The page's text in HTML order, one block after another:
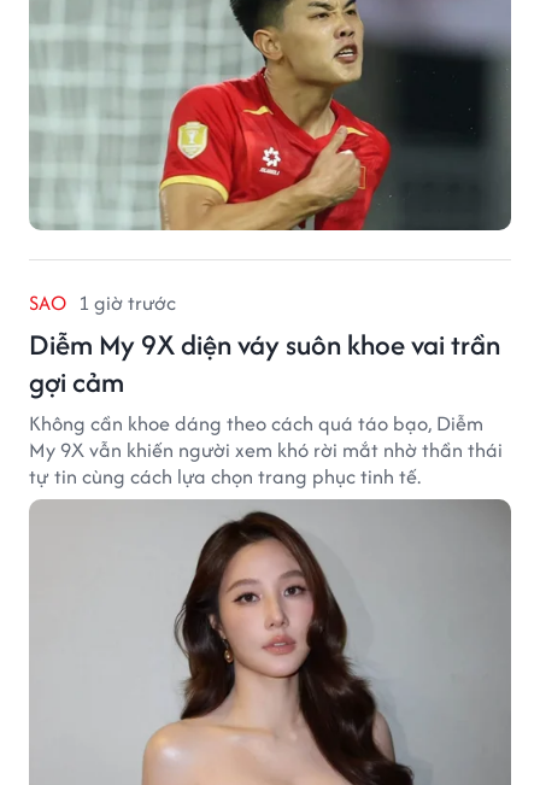
SAO 1 giờ trước
Diễm My 9X diện váy suôn khoe vai trần
gợi cảm
Không cần khoe dáng theo cách quá táo bạo, Diễm
My 9X vẫn khiến người xem khó rời mắt nhờ thần thái
tự tin cùng cách lựa chọn trang phục tinh tế.